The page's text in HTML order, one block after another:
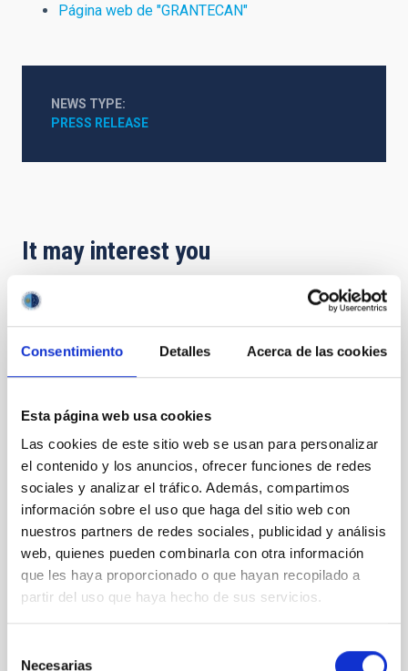
Consentimiento Detalles Acerca de las cookies
Esta página web usa cookies
Las cookies de este sitio web se usan para personalizar
el contenido y los anuncios, ofrecer funciones de redes
sociales y analizar el tráfico. Además, compartimos
información sobre el uso que haga del sitio web con
nuestros partners de redes sociales, publicidad y análisis
web, quienes pueden combinarla con otra información
que les haya proporcionado o que hayan recopilado a
partir del uso que haya hecho de sus servicios.
Necesarias
Página web de "GRANTECAN"
NEWS TYPE
PRESS RELEASE
It may interest you
The IAC takes part in the Big Science
Canarias (IAC), led by its Director, Valentín Martínez
Pillet, is attending the Big Science Industry Forum
Spain 2025 (BSIFS2025), the main national meeting
dedicated to the Big Science Industry, on 3 and 4
December. The team is presenting the centre’s
scientific and technological advances and
strengthening strategic links with companies,
technology centres and international scientific
infrastructures. The IAC strengthens its presence at
Spain’s largest Big Science Industry forum The Big